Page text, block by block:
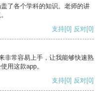
了各个学科的知识。老师的讲
支持[0] 反对[0]
非常容易上手，让我能够快速熟
用这款app。
支持[0] 反对[0]